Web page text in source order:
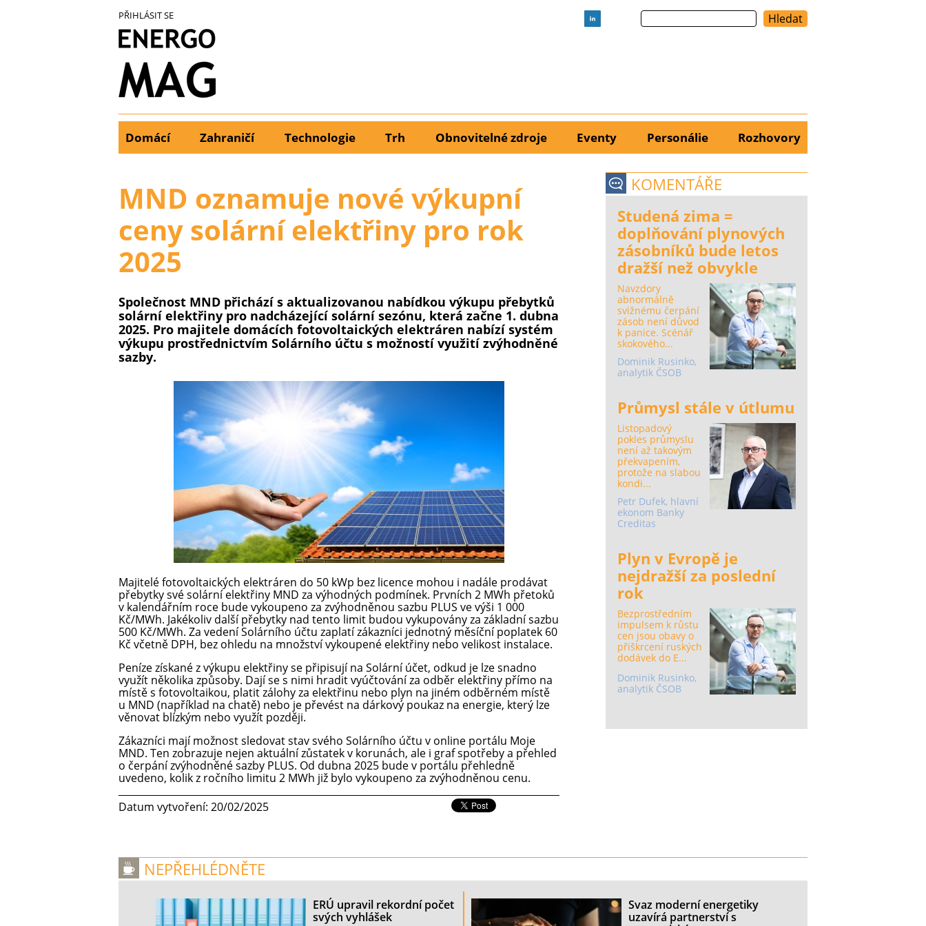
PŘIHLÁSIT SE Hledat
Domácí Zahraničí Technologie Trh Obnovitelné zdroje Eventy Personálie Rozhovory
MND oznamuje nové výkupní
ceny solární elektřiny pro rok
2025
Společnost MND přichází s aktualizovanou nabídkou výkupu přebytků
solární elektřiny pro nadcházející solární sezónu, která začne 1. dubna
2025. Pro majitele domácích fotovoltaických elektráren nabízí systém
výkupu prostřednictvím Solárního účtu s možností využití zvýhodněné
sazby.
Majitelé fotovoltaických elektráren do 50 kWp bez licence mohou i nadále prodávat
přebytky své solární elektřiny MND za výhodných podmínek. Prvních 2 MWh přetoků
v kalendářním roce bude vykoupeno za zvýhodněnou sazbu PLUS ve výši 1 000
Kč/MWh. Jakékoliv další přebytky nad tento limit budou vykupovány za základní sazbu
500 Kč/MWh. Za vedení Solárního účtu zaplatí zákazníci jednotný měsíční poplatek 60
Kč včetně DPH, bez ohledu na množství vykoupené elektřiny nebo velikost instalace.
Peníze získané z výkupu elektřiny se připisují na Solární účet, odkud je lze snadno
využít několika způsoby. Dají se s nimi hradit vyúčtování za odběr elektřiny přímo na
místě s fotovoltaikou, platit zálohy za elektřinu nebo plyn na jiném odběrném místě
u MND (například na chatě) nebo je převést na dárkový poukaz na energie, který lze
věnovat blízkým nebo využít později.
Zákazníci mají možnost sledovat stav svého Solárního účtu v online portálu Moje
MND. Ten zobrazuje nejen aktuální zůstatek v korunách, ale i graf spotřeby a přehled
o čerpání zvýhodněné sazby PLUS. Od dubna 2025 bude v portálu přehledně
uvedeno, kolik z ročního limitu 2 MWh již bylo vykoupeno za zvýhodněnou cenu.
Datum vytvoření: 20/02/2025
KOMENTÁŘE
Studená zima =
doplňování plynových
zásobníků bude letos
dražší než obvykle
Navzdory
abnormálně
svižnému čerpání
zásob není důvod
k panice. Scénář
skokového...
Dominik Rusinko,
analytik ČSOB
Průmysl stále v útlumu
Listopadový
pokles průmyslu
není až takovým
překvapením,
protože na slabou
kondi...
Petr Dufek, hlavní
ekonom Banky
Creditas
Plyn v Evropě je
nejdražší za poslední
rok
Bezprostředním
impulsem k růstu
cen jsou obavy o
přiškrcení ruských
dodávek do E...
Dominik Rusinko,
analytik ČSOB
NEPŘEHLÉDNĚTE
ERÚ upravil rekordní počet
svých vyhlášek
Svaz moderní energetiky
uzavírá partnerství s